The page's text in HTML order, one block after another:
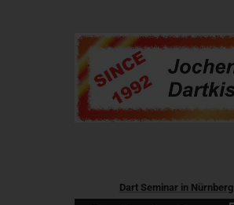
Dart Seminar in Nürnberg